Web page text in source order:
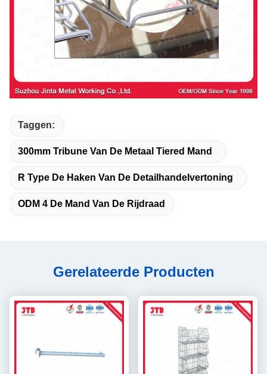
Taggen:
300mm Tribune Van De Metaal Tiered Mand
R Type De Haken Van De Detailhandelvertoning
ODM 4 De Mand Van De Rijdraad
Gerelateerde Producten